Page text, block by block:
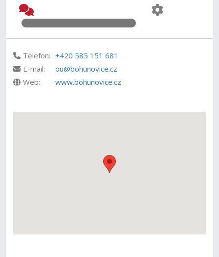
Telefon: +420 585 151 681
E-mail:
ou@bohunovice.cz
Web:
www.bohunovice.cz